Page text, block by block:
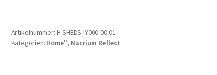
Abonnement
1
Artikelnummer: H-SHEDS-IY000-00-01
Kategorien: Home", Macrium Reflect